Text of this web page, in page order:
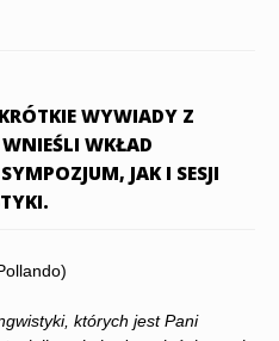
WYWIADY Z
WKŁAD
JAK I SESJI
których jest Pani